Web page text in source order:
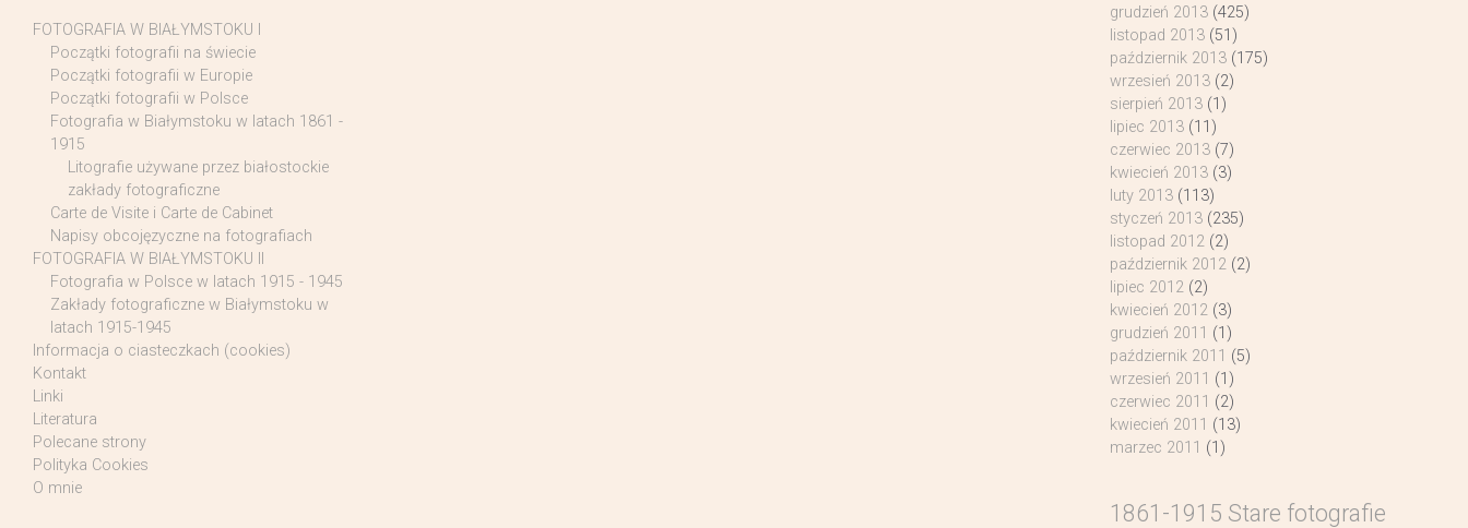
FOTOGRAFIA W BIAŁYMSTOKU I
Początki fotografii na świecie
Początki fotografii w Europie
Początki fotografii w Polsce
Fotografia w Białymstoku w latach 1861 -
1915
Litografie używane przez białostockie
zakłady fotograficzne
Carte de Visite i Carte de Cabinet
Napisy obcojęzyczne na fotografiach
FOTOGRAFIA W BIAŁYMSTOKU II
Fotografia w Polsce w latach 1915 - 1945
Zakłady fotograficzne w Białymstoku w
latach 1915-1945
Informacja o ciasteczkach (cookies)
Kontakt
Linki
Literatura
Polecane strony
Polityka Cookies
O mnie
grudzień 2013(425)
listopad 2013(51)
październik 2013(175)
wrzesień 2013(2)
sierpień 2013(1)
lipiec 2013(11)
czerwiec 2013(7)
kwiecień 2013(3)
luty 2013(113)
styczeń 2013(235)
listopad 2012(2)
październik 2012(2)
lipiec 2012(2)
kwiecień 2012(3)
grudzień 2011 (1)
październik 2011 (5)
wrzesień 2011 (1)
czerwiec 2011 (2)
kwiecień 2011 (13)
marzec 2011 (1)
1861-1915 Stare fotografie